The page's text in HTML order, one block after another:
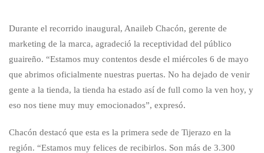
Durante el recorrido inaugural, Anaileb Chacón, gerente de
marketing de la marca, agradeció la receptividad del público
guaireño. “Estamos muy contentos desde el miércoles 6 de mayo
que abrimos oficialmente nuestras puertas. No ha dejado de venir
gente a la tienda, la tienda ha estado así de full como la ven hoy, y
eso nos tiene muy muy emocionados”, expresó.
Chacón destacó que esta es la primera sede de Tijerazo en la
región. “Estamos muy felices de recibirlos. Son más de 3.300